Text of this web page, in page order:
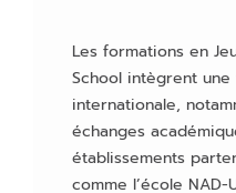
Les formations en
School intègrent
internationale,
échanges
établissements
comme l’école NAD-